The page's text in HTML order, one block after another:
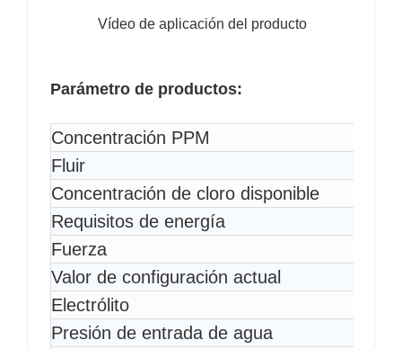
Vídeo de aplicación del producto
Parámetro de productos:
Concentración PPM
Fluir
Concentración de cloro disponible
Requisitos de energía
Fuerza
Valor de configuración actual
Electrólito
Presión de entrada de agua